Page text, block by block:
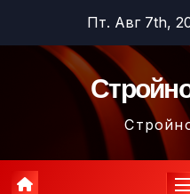
содержимому
Пт. Авг 7th,